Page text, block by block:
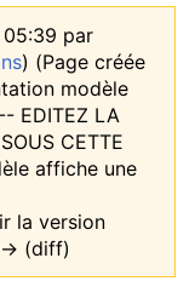
par
) (Page créée
modèle
EDITEZ LA
CETTE
affiche une
la version
→ (diff)